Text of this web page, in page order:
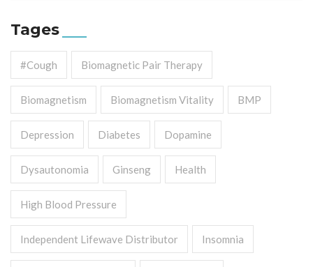
Tages
#cough Biomagnetic Pair Therapy
Biomagnetism Biomagnetism Vitality BMP
Depression Diabetes Dopamine
Dysautonomia Ginseng Health
High Blood Pressure
Independent Lifewave Distributor Insomnia